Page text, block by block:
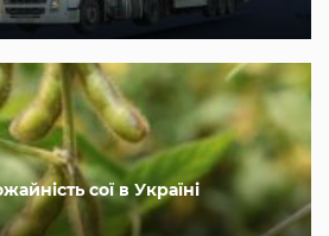
сої в Україні